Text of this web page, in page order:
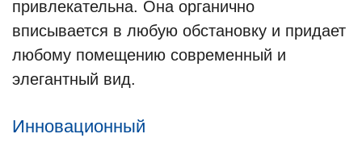
привлекательна. Она органично
вписывается в любую обстановку и придает
любому помещению современный и
элегантный вид.
Инновационный